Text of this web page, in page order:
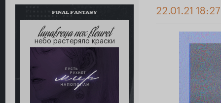
FINAL FANTASY
lunafreya nox fleuret
небо растеряло краски
22.01.21